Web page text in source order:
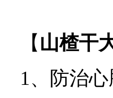
【 山楂干
1、防治